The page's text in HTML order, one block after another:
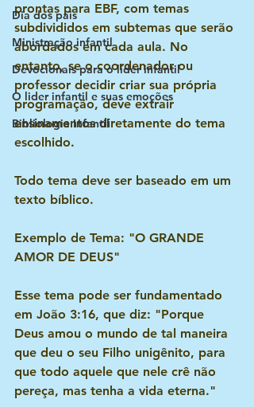
Dia dos pais
Ministração infantil
Devocionais para o líder infantil
O lider infantil e suas emoções
Bibliologia Infantil
prontas para EBF, com temas
subdivididos em subtemas que serão
abordados em cada aula. No
entanto, se o coordenador ou
professor decidir criar sua própria
programação, deve extrair
ensinamentos diretamente do tema
escolhido.
Todo tema deve ser baseado em um
texto bíblico.
Exemplo de Tema: "O GRANDE
AMOR DE DEUS"
Esse tema pode ser fundamentado
em João 3:16, que diz: "Porque
Deus amou o mundo de tal maneira
que deu o seu Filho unigênito, para
que todo aquele que nele crê não
pereça, mas tenha a vida eterna."